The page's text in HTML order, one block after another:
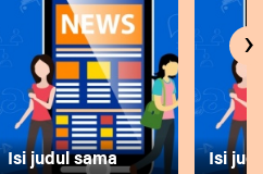
Isi judul sama
Isi
›